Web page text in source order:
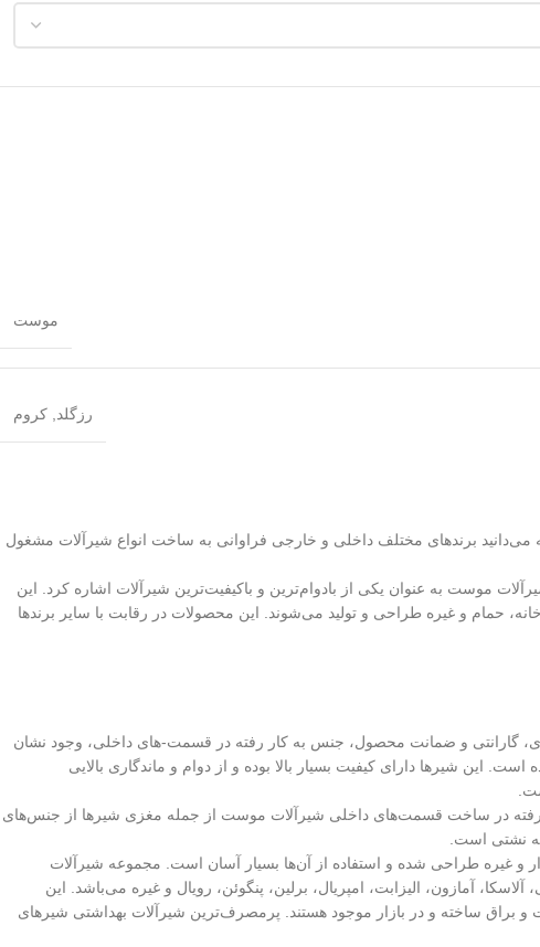
موست
رزگلد کروم
برندهای مختلف داخلی و خارجی فراوانی به ساخت انواع شیرآلات مشغول
موست به عنوان یکی از بادوام‌ترین و باکیفیت‌ترین شیرآلات اشاره کرد. این
حمام و غیره طراحی و تولید می‌شوند. این محصولات در رقابت با سایر برندها
گارانتی و ضمانت محصول، جنس به کار رفته در قسمت-های داخلی، وجود نشان
این شیرها دارای کیفیت بسیار بالا بوده و از دوام و ماندگاری بالایی
رفته در ساخت قسمت‌های داخلی شیرآلات موست از جمله مغزی شیرها از جنس‌های
نشتی است.
و غیره طراحی شده و استفاده از آن‌ها بسیار آسان است. مجموعه شیرآلات
آمازون، الیزابت، امپریال، برلین، پنگوئن، رویال و غیره می‌باشد. این
براق ساخته و در بازار موجود هستند. پرمصرف‌ترین شیرآلات بهداشتی شیرهای